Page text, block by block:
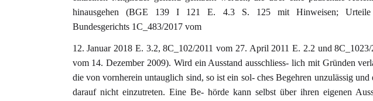
hinausgehen (BGE 139 I 121 E. 4.3 S. 125 mit Hinweisen; Urteile
Bundesgerichts 1C_483/2017 vom
12. Januar 2018 E. 3.2, 8C_102/2011 vom 27. April 2011 E. 2.2 und 8C_1023/
vom 14. Dezember 2009). Wird ein Ausstand ausschliess- lich mit Gründen
die von vornherein untauglich sind, so ist ein sol- ches Begehren unzulässig und
darauf nicht einzutreten. Eine Be- hörde kann selbst über ihren eigenen